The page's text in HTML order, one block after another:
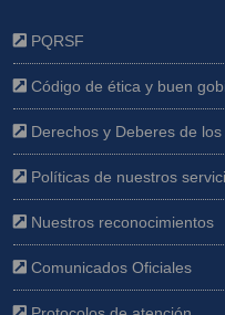
PQRSF
Código de ética y buen
Derechos y Deberes de
Políticas de nuestros
Nuestros reconocimientos
Comunicados Oficiales